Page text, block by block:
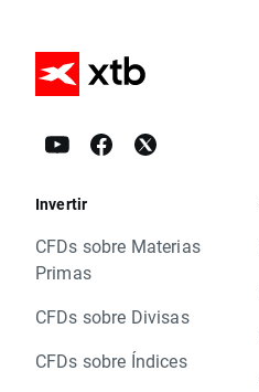
Invertir
CFDs sobre Materias
Primas
CFDs sobre Divisas
CFDs sobre Índices